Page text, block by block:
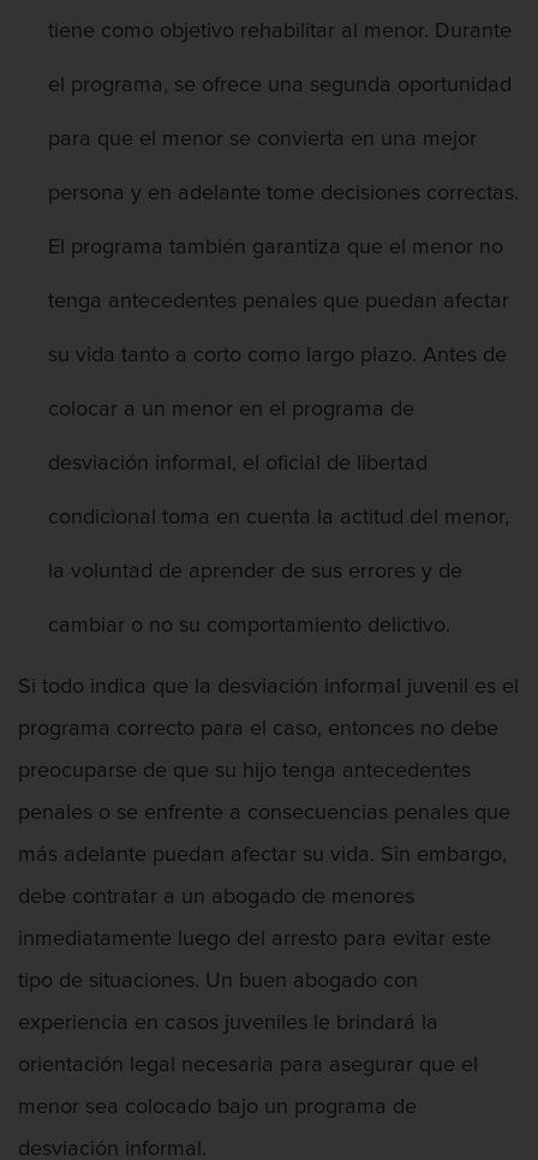
tiene como objetivo rehabilitar al menor. Durante
el programa, se ofrece una segunda oportunidad
para que el menor se convierta en una mejor
persona y en adelante tome decisiones correctas.
El programa también garantiza que el menor no
tenga antecedentes penales que puedan afectar
su vida tanto a corto como largo plazo. Antes de
colocar a un menor en el programa de
desviación informal, el oficial de libertad
condicional toma en cuenta la actitud del menor,
la voluntad de aprender de sus errores y de
cambiar o no su comportamiento delictivo.
Si todo indica que la desviación informal juvenil es el
programa correcto para el caso, entonces no debe
preocuparse de que su hijo tenga antecedentes
penales o se enfrente a consecuencias penales que
más adelante puedan afectar su vida. Sin embargo,
debe contratar a un abogado de menores
inmediatamente luego del arresto para evitar este
tipo de situaciones. Un buen abogado con
experiencia en casos juveniles le brindará la
orientación legal necesaria para asegurar que el
menor sea colocado bajo un programa de
desviación informal.